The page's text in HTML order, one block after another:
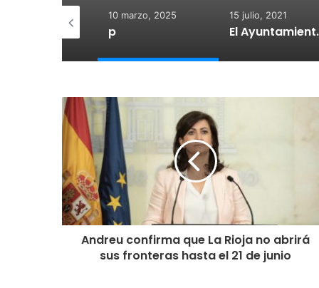
10 marzo, 2025
p
15 julio, 2021
El Ayuntamiento
Andreu confirma que La Rioja no abrirá
sus fronteras hasta el 21 de junio